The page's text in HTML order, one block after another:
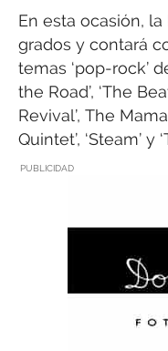
En esta ocasión,
grados y contará
temas ‘pop-rock’
the Road’, ‘The
Revival’, The
Quintet’, ‘Steam’ y
PUBLICIDAD